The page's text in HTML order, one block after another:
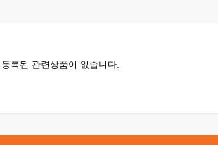
등록된 관련상품이 없습니다.